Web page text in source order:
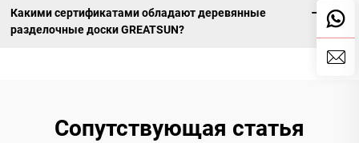
Какими сертификатами обладают деревянные
разделочные доски GREATSUN?
Сопутствующая статья